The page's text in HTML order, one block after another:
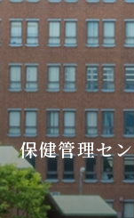
保健管理セ